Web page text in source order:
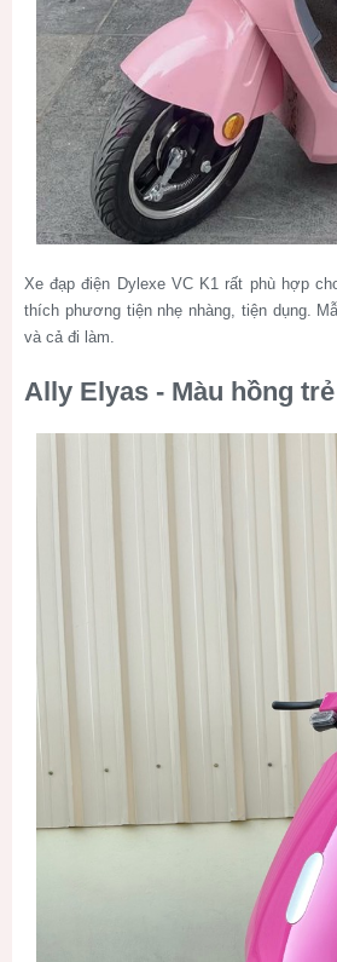
Xe đạp điện Dylexe VC K1 rất phù hợp
thích phương tiện nhẹ nhàng, tiện dụng.
và cả đi làm.
Ally Elyas - Màu hồng